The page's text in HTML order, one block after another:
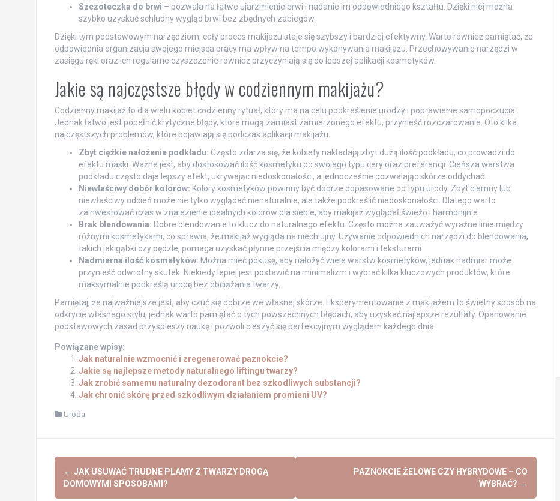
Szczoteczka do brwi – pozwala na łatwe ujarzmienie brwi i nadanie im odpowiedniego kształtu. Dzięki niej można
szybko uzyskać schludny wygląd brwi bez zbędnych zabiegów.
Dzięki tym podstawowym narzędziom, cały proces makijażu staje się szybszy i bardziej efektywny. Warto również pamiętać, że
odpowiednia organizacja swojego miejsca pracy ma wpływ na tempo wykonywania makijażu. Przechowywanie narzędzi w
zasięgu ręki oraz ich regularne czyszczenie również przyczyniają się do lepszej aplikacji kosmetyków.
Jakie są najczęstsze błędy w codziennym makijażu?
Codzienny makijaż to dla wielu kobiet codzienny rytuał, który ma na celu podkreślenie urodzy i poprawienie samopoczucia.
Jednak łatwo jest popełnić krytyczne błędy, które mogą zamiast zamierzonego efektu, przynieść rozczarowanie. Oto kilka
najczęstszych problemów, które pojawiają się podczas aplikacji makijażu.
Zbyt ciężkie nałożenie podkładu: Często zdarza się, że kobiety nakładają zbyt dużą ilość podkładu, co prowadzi do
efektu maski. Ważne jest, aby dostosować ilość kosmetyku do swojego typu cery oraz preferencji. Cieńsza warstwa
podkładu często daje lepszy efekt, ukrywając niedoskonałości, a jednocześnie pozwalając skórze oddychać.
Niewłaściwy dobór kolorów: Kolory kosmetyków powinny być dobrze dopasowane do typu urody. Zbyt ciemny lub
niewłaściwy odcień może nie tylko wyglądać nienaturalnie, ale także podkreślić niedoskonałości. Dlatego warto
zainwestować czas w znalezienie idealnych kolorów dla siebie, aby makijaż wyglądał świeżo i harmonijnie.
Brak blendowania: Dobre blendowanie to klucz do naturalnego efektu. Często można zauważyć wyraźne linie między
różnymi kosmetykami, co sprawia, że makijaż wygląda na niechlujny. Używanie odpowiednich narzędzi do blendowania,
takich jak gąbki czy pędzle, pomaga uzyskać płynne przejścia między kolorami i teksturami.
Nadmierna ilość kosmetyków: Można mieć pokusę, aby nałożyć wiele warstw kosmetyków, jednak nadmiar może
przynieść odwrotny skutek. Niekiedy lepiej jest postawić na minimalizm i wybrać kilka kluczowych produktów, które
maksymalnie podkreślą urodę bez obciążania twarzy.
Pamiętaj, że najważniejsze jest, aby czuć się dobrze we własnej skórze. Eksperymentowanie z makijażem to świetny sposób na
odkrycie własnego stylu, jednak warto pamiętać o tych powszechnych błędach, aby uzyskać najlepsze rezultaty. Opanowanie
podstawowych zasad przyspieszy naukę i pozwoli cieszyć się perfekcyjnym wyglądem każdego dnia.
Powiązane wpisy:
Jak naturalnie wzmocnić i zregenerować paznokcie?
Jakie są najlepsze metody naturalnego liftingu twarzy?
Jak zrobić samemu naturalny dezodorant bez szkodliwych substancji?
Jak chronić skórę przed szkodliwym działaniem promieni UV?
Uroda
Post
navigation
← JAK USUWAĆ TRUDNE PLAMY Z TWARZY DROGĄ
DOMOWYMI SPOSOBAMI?
PAZNOKCIE ŻELOWE CZY HYBRYDOWE – CO
WYBRAĆ? →